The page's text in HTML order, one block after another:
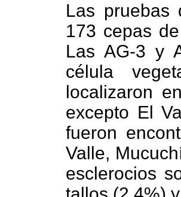
Las pruebas
173 cepas de
Las AG-3 y
célula
localizaron
excepto El
fueron
Valle,
esclerocios